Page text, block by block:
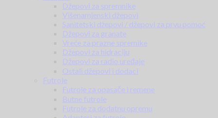
Džepovi za spremnike
Višenamjenski džepovi
Sanitetski džepovi / džepovi za prvu pomoć
Džepovi za granate
Vreće za prazne spremike
Džepovi za hidraciju
Džepovi za radio uređaje
Ostali džepovi i dodaci
Futrole
Futrole za opasače i remene
Butne futrole
Futrole za dodatnu opremu